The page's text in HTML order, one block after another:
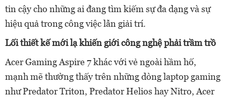
tin cậy cho những ai đang tìm kiếm sự đa dạng và sự
hiệu quả trong công việc lẫn giải trí.
Lối thiết kế mới lạ khiến giới công nghệ phải trầm trồ
Acer Gaming Aspire 7 khác với vẻ ngoài hầm hố,
mạnh mẽ thường thấy trên những dòng laptop gaming
như Predator Triton, Predator Helios hay Nitro, Acer